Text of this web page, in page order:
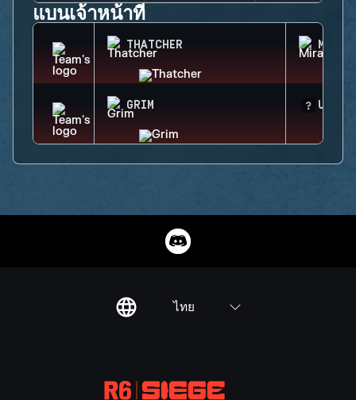
แบนเจ้าหน้าที่
THATCHER MIRA
GRIM
ไทย